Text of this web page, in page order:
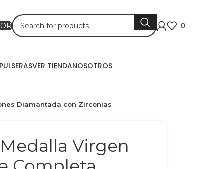
0
PULSERASVER TIENDANOSOTROS
Diamantada con Zirconias
Virgen